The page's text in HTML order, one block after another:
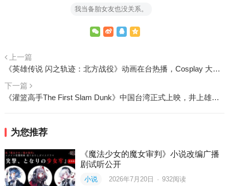
我当备胎女友也没关系。
上一篇
《英雄传说 闪之轨迹：北方战役》动画在台热播，Cosplay 大赛即日招募开始
下一篇
《灌篮高手The First Slam Dunk》中国台湾正式上映，井上雄彦发繁中感谢文＆打板小动画催票！
为您推荐
《魔法少女的魔女审判》小说改编广播
剧试听公开
小说 2026年7月20日 · 932阅读